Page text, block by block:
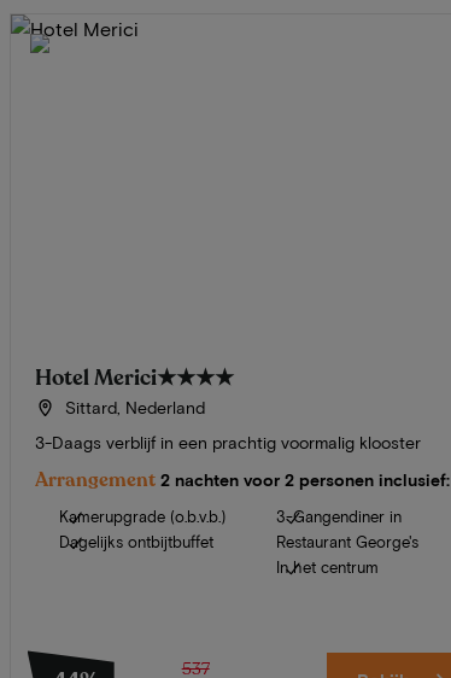
Hotel Merici★★★★
Sittard, Nederland
3-Daags verblijf in een prachtig voormalig klooster
Arrangement 2 nachten voor 2 personen inclusief:
Kamerupgrade (o.b.v.b.)
Dagelijks ontbijtbuffet
3-Gangendiner in
Restaurant George's
In het centrum
537